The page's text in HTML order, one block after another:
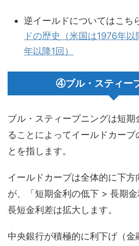
逆イールドについてはこち
ドの歴史（米国は1976年
年以降1回）
④ブル・スティー
ブル・スティープニングは短
ることによってイールドカーブ
とを指します。
イールドカーブは全体的に下方
が、「短期金利の低下 > 長期金
長短金利差は拡大します。
中央銀行が積極的に利下げ（